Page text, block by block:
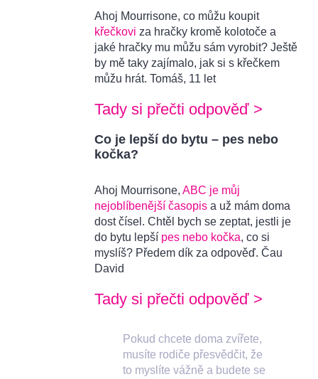
Ahoj Mourrisone, co můžu koupit
křečkovi za hračky kromě kolotoče a
jaké hračky mu můžu sám vyrobit? Ještě
by mě taky zajímalo, jak si s křečkem
můžu hrát. Tomáš, 11 let
Tady si přečti odpověď >
Co je lepší do bytu – pes nebo
kočka?
Ahoj Mourrisone, ABC je můj
nejoblíbenější časopis a už mám doma
dost čísel. Chtěl bych se zeptat, jestli je
do bytu lepší pes nebo kočka, co si
myslíš? Předem dík za odpověď. Čau
David
Tady si přečti odpověď >
Pokud chcete doma zvířete,
musíte rodiče přesvědčit, že
to myslíte vážně a budete se